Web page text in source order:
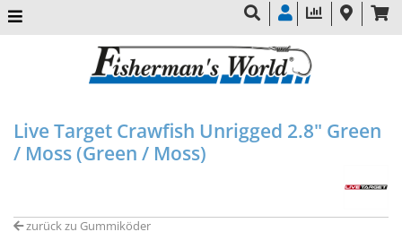
Live Target Crawfish Unrigged 2.8" Green
/ Moss (Green / Moss)
zurück zu Gummiköder